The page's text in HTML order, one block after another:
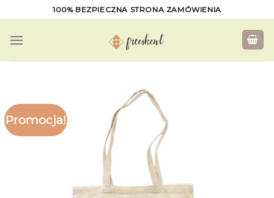
to
content
100% BEZPIECZNA STRONA ZAMÓWIENIA
Promocja!